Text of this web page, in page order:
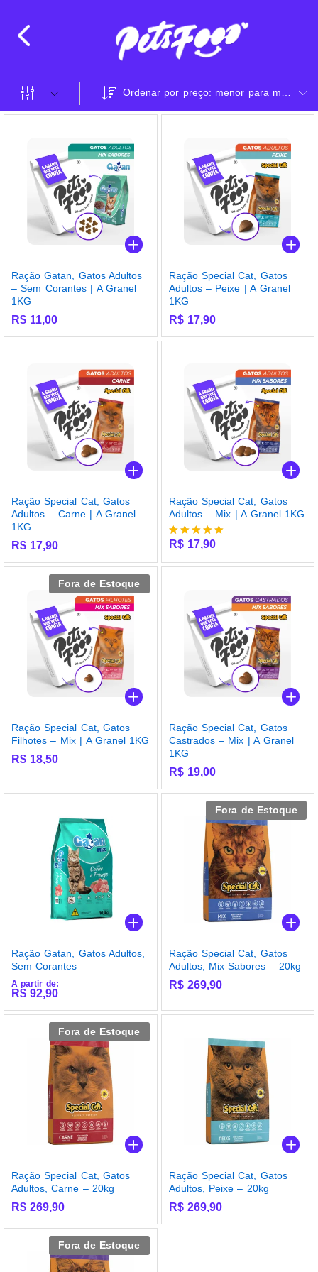
Ração Gatan, Gatos Adultos
– Sem Corantes | A Granel
1KG
R$ 11,00
Ração Special Cat, Gatos
Adultos – Peixe | A Granel
1KG
R$17,90
Ração Special Cat, Gatos
Adultos – Carne | A Granel
1KG
R$ 17,90
Ração Special Cat, Gatos
Adultos – Mix | A Granel 1KG
Avaliação
de 5
R$17,90
Fora de Estoque
Ração Special Cat, Gatos
Filhotes – Mix | A Granel 1KG
R$ 18,50
Ração Special Cat, Gatos
Castrados – Mix | A Granel
1KG
R$19,00
Ração Gatan, Gatos Adultos,
Sem Corantes
A partir de:
R$ 92,90
Fora de Estoque
Ração Special Cat, Gatos
Adultos, Mix Sabores – 20kg
R$269,90
Fora de Estoque
Ração Special Cat, Gatos
Adultos, Carne – 20kg
R$ 269,90
Ração Special Cat, Gatos
Adultos, Peixe – 20kg
R$269,90
Fora de Estoque